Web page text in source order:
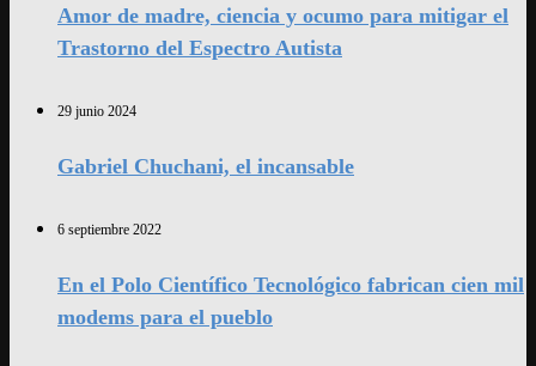
Amor de madre, ciencia y ocumo para mitigar el
Trastorno del Espectro Autista
29 junio 2024
Gabriel Chuchani, el incansable
6 septiembre 2022
En el Polo Científico Tecnológico fabrican cien mil
modems para el pueblo